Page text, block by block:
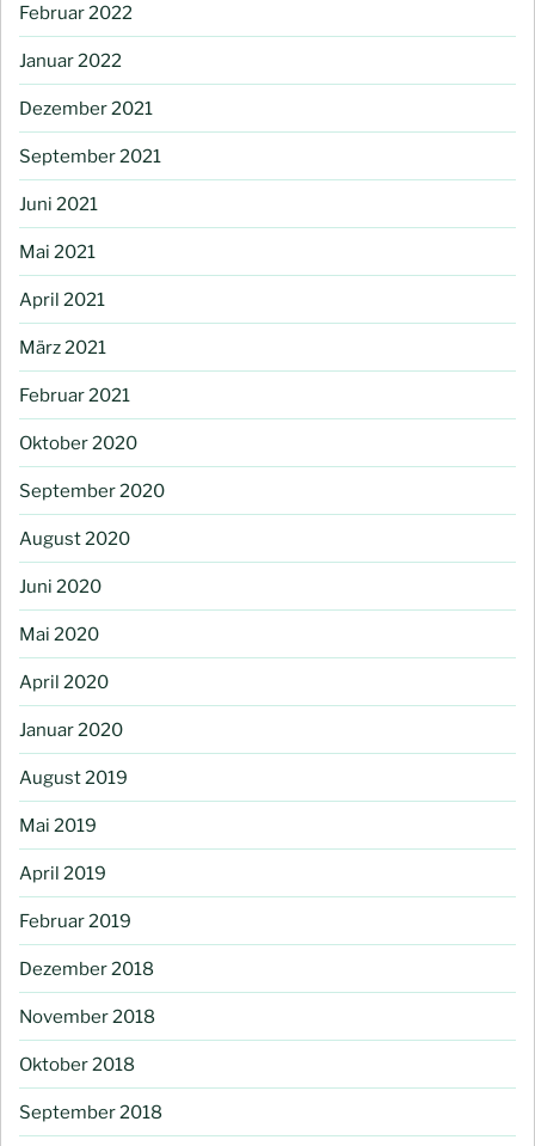
Februar 2022
Januar 2022
Dezember 2021
September 2021
Juni 2021
Mai 2021
April 2021
März 2021
Februar 2021
Oktober 2020
September 2020
August 2020
Juni 2020
Mai 2020
April 2020
Januar 2020
August 2019
Mai 2019
April 2019
Februar 2019
Dezember 2018
November 2018
Oktober 2018
September 2018